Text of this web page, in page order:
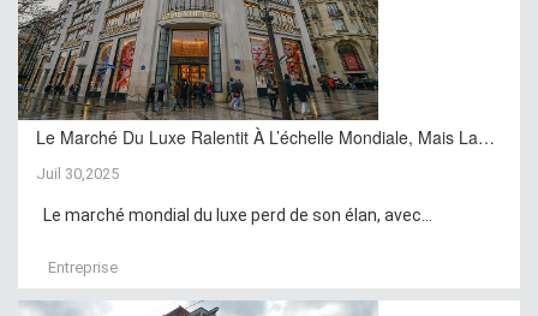
Le Marché Du Luxe Ralentit À L’échelle Mondiale, Mais La…
Juil 30,2025
Le marché mondial du luxe perd de son élan, avec...
Entreprise